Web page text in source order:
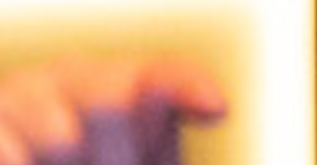
BUHR & TEAM
BusinessNIGHT
01.06.2026 Berlin –